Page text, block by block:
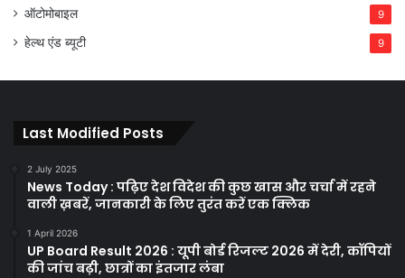
ऑटोमोबाइल 9
हेल्थ एंड ब्यूटी 9
Last Modified Posts
2 July 2025
News Today : पढ़िए देश विदेश की कुछ खास और चर्चा में रहने
वाली ख़बरें, जानकारी के लिए तुरंत करें एक क्लिक
1 April 2026
UP Board Result 2026 : यूपी बोर्ड रिजल्ट 2026 में देरी, कॉपियों
की जांच बढ़ी, छात्रों का इंतजार लंबा